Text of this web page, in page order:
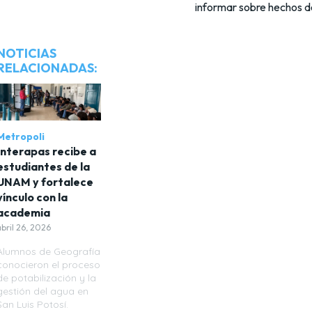
informar sobre hechos
recibe a
de la
y fortalece
con la
26, 2026
de Geografía
el proceso
potabilización y la
del agua en
Luis Potosí.